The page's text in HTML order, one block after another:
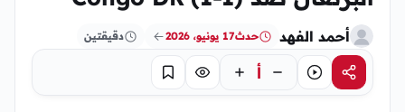
أحمد الفهد حدث17 يونيو، 2026 دقيقتين
مشاركةاستماع أ تركيز حفظ